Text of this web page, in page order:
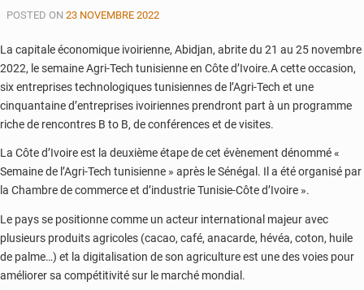
:
télécommunications
ciblées
par
les
jihadistes
POSTED ON 23 NOVEMBRE 2022
La capitale économique ivoirienne, Abidjan, abrite du 21 au 25 novembre
2022, le semaine Agri-Tech tunisienne en Côte d’Ivoire.A cette occasion,
six entreprises technologiques tunisiennes de l’Agri-Tech et une
cinquantaine d’entreprises ivoiriennes prendront part à un programme
riche de rencontres B to B, de conférences et de visites.
La Côte d’Ivoire est la deuxième étape de cet évènement dénommé «
Semaine de l’Agri-Tech tunisienne » après le Sénégal. Il a été organisé par
la Chambre de commerce et d’industrie Tunisie-Côte d’Ivoire ».
Le pays se positionne comme un acteur international majeur avec
plusieurs produits agricoles (cacao, café, anacarde, hévéa, coton, huile
de palme…) et la digitalisation de son agriculture est une des voies pour
améliorer sa compétitivité sur le marché mondial.